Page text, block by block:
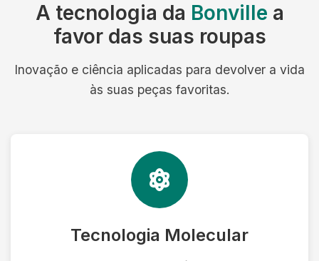
A tecnologia da Bonville a
favor das suas roupas
Inovação e ciência aplicadas para devolver a vida
às suas peças favoritas.
Tecnologia Molecular